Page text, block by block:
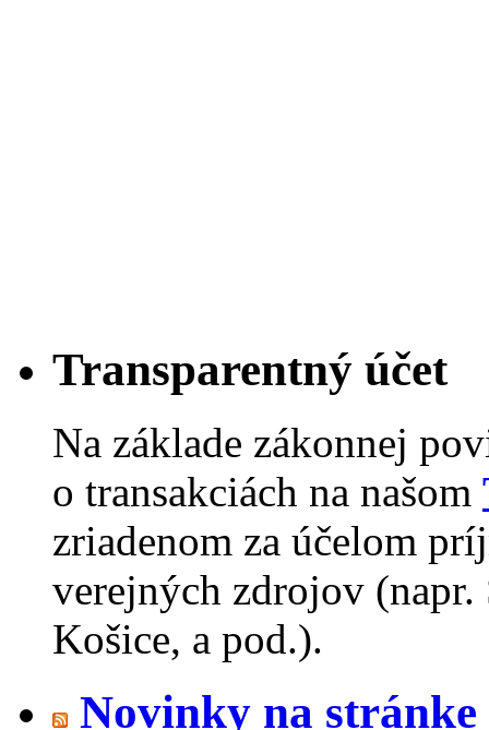
Transparentný účet
Na základe zákonnej
o transakciách na našom
zriadenom za účelom
verejných zdrojov (napr.
Košice, a pod.).
Novinky na